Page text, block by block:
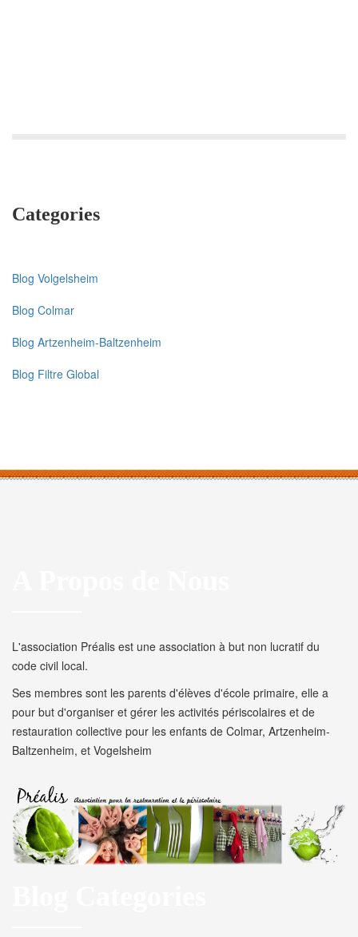
Categories
Blog Volgelsheim
Blog Colmar
Blog Artzenheim-Baltzenheim
Blog Filtre Global
L'association Préalis est une association à but non lucratif du
code civil local.
Ses membres sont les parents d'élèves d'école primaire, elle a
pour but d'organiser et gérer les activités périscolaires et de
restauration collective pour les enfants de Colmar, Artzenheim-
Baltzenheim, et Vogelsheim